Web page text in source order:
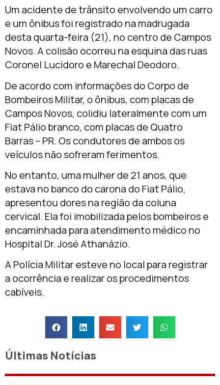
Um acidente de trânsito envolvendo um carro
e um ônibus foi registrado na madrugada
desta quarta-feira (21), no centro de Campos
Novos. A colisão ocorreu na esquina das ruas
Coronel Lucidoro e Marechal Deodoro.
De acordo com informações do Corpo de
Bombeiros Militar, o ônibus, com placas de
Campos Novos, colidiu lateralmente com um
Fiat Pálio branco, com placas de Quatro
Barras – PR. Os condutores de ambos os
veículos não sofreram ferimentos.
No entanto, uma mulher de 21 anos, que
estava no banco do carona do Fiat Pálio,
apresentou dores na região da coluna
cervical. Ela foi imobilizada pelos bombeiros e
encaminhada para atendimento médico no
Hospital Dr. José Athanázio.
A Polícia Militar esteve no local para registrar
a ocorrência e realizar os procedimentos
cabíveis.
Últimas Notícias